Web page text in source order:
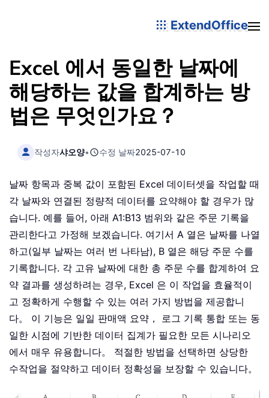
ExtendOffice
Excel 에서 동일한 날짜에
해당하는 값을 합계하는 방
법은 무엇인가요？
작성자샤오양• 수정 날짜2025-07-10
날짜 항목과 중복 값이 포함된 Excel 데이터셋을 작업할 때
각 날짜와 연결된 정량적 데이터를 요약해야 할 경우가 많
습니다. 예를 들어, 아래 A1:B13 범위와 같은 주문 기록을
관리한다고 가정해 보겠습니다. 여기서 A 열은 날짜를 나열
하고(일부 날짜는 여러 번 나타남), B 열은 해당 주문 수를
기록합니다. 각 고유 날짜에 대한 총 주문 수를 합계하여 요
약 결과를 생성하려는 경우, Excel 은 이 작업을 효율적이
고 정확하게 수행할 수 있는 여러 가지 방법을 제공합니
다。 이 기능은 일일 판매액 요약， 로그 기록 통합 또는 동
일한 시점에 기반한 데이터 집계가 필요한 모든 시나리오
에서 매우 유용합니다。 적절한 방법을 선택하면 상당한
수작업을 절약하고 데이터 정확성을 보장할 수 있습니다。